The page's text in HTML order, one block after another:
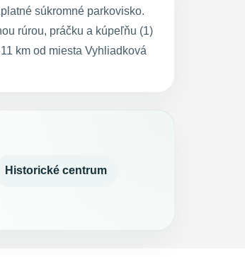
súkromné parkovisko.
rúrou, práčku a kúpeľňu (1)
km od miesta Vyhliadková
Historické centrum